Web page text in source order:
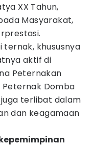
XX Tahun,
Masyarakat,
ternak, khususnya
aktif di
Peternakan
Peternak Domba
juga terlibat dalam
dan keagamaan